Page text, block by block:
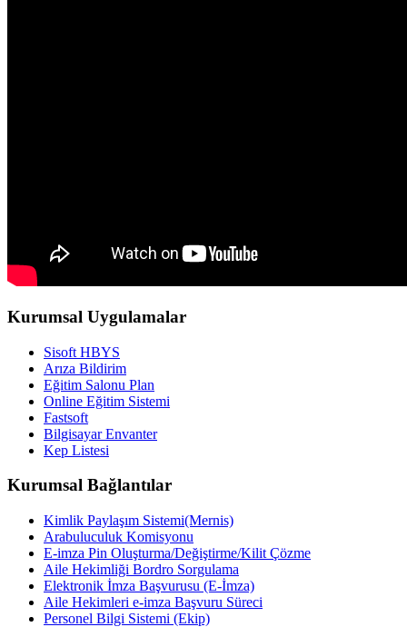
Kurumsal Uygulamalar
Sisoft HBYS
Arıza Bildirim
Eğitim Salonu Plan
Online Eğitim Sistemi
Fastsoft
Bilgisayar Envanter
Kep Listesi
Kurumsal Bağlantılar
Kimlik Paylaşım Sistemi(Mernis)
Arabuluculuk Komisyonu
E-imza Pin Oluşturma/Değiştirme/Kilit Çözme
Aile Hekimliği Bordro Sorgulama
Elektronik İmza Başvurusu (E-İmza)
Aile Hekimleri e-imza Başvuru Süreci
Personel Bilgi Sistemi (Ekip)